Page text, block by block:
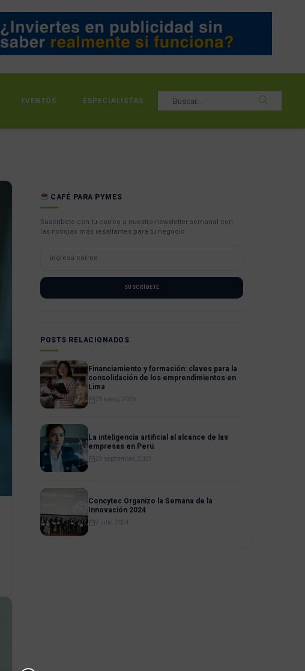
EVENTOS ESPECIALISTAS
CAFÉ PARA PYMES
Suscríbete con tu correo a nuestro newsletter semanal con
las noticias más resaltantes para tu negocio.
SUSCRÍBETE
POSTS RELACIONADOS
Financiamiento y formación: claves para la
consolidación de los emprendimientos en
Lima
29 enero, 2026
La inteligencia artificial al alcance de las
empresas en Perú
25 septiembre, 2025
Concytec Organizo la Semana de la
Innovación 2024
9 julio, 2024